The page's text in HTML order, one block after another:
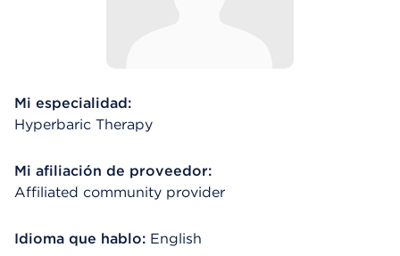
Mi especialidad:
Hyperbaric Therapy
Mi afiliación de proveedor:
Affiliated community provider
Idioma que hablo: English